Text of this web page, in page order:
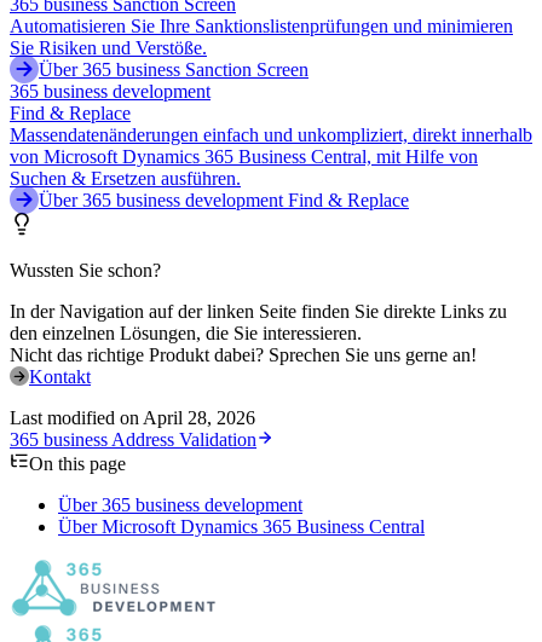
365 business Sanction Screen
Automatisieren Sie Ihre Sanktionslistenprüfungen und minimieren
Sie Risiken und Verstöße.
Über 365 business Sanction Screen
365 business development
Find & Replace
Massendatenänderungen einfach und unkompliziert, direkt innerhalb
von Microsoft Dynamics 365 Business Central, mit Hilfe von
Suchen & Ersetzen ausführen.
Über 365 business development Find & Replace
Wussten Sie schon?
In der Navigation auf der linken Seite finden Sie direkte Links zu
den einzelnen Lösungen, die Sie interessieren.
Nicht das richtige Produkt dabei? Sprechen Sie uns gerne an!
Kontakt
Last modified on April 28, 2026
365 business Address Validation
On this page
Über 365 business development
Über Microsoft Dynamics 365 Business Central